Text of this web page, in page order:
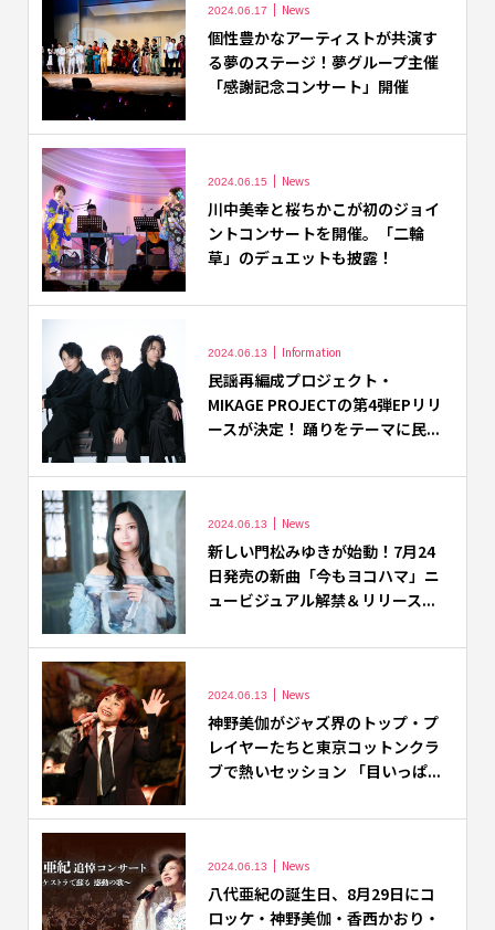
2024.06.17 News
個性豊かなアーティストが共演す
る夢のステージ！夢グループ主催
「感謝記念コンサート」開催
2024.06.15 News
川中美幸と桜ちかこが初のジョイ
ントコンサートを開催。「二輪
草」のデュエットも披露！
2024.06.13 Information
⺠謡再編成プロジェクト・
MIKAGE PROJECTの第4弾EPリリ
ースが決定！ 踊りをテーマに⺠...
2024.06.13 News
新しい門松みゆきが始動！7月24
日発売の新曲「今もヨコハマ」ニ
ュービジュアル解禁＆リリース...
2024.06.13 News
神野美伽がジャズ界のトップ・プ
レイヤーたちと東京コットンクラ
ブで熱いセッション 「目いっぱ...
2024.06.13 News
八代亜紀の誕生日、8月29日にコ
ロッケ・神野美伽・香西かおり・